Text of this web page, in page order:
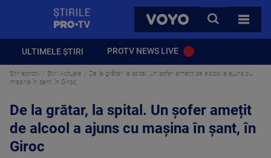
VOYO
CAUTA
TOATE
ULTIMELE ȘTIRI PROTV NEWS LIVE
Stirileprotv Știri Actuale
De la grătar, la spital. Un șofer amețit de alcool a ajuns cu
mașina în șant, în Giroc
De la grătar, la spital. Un șofer amețit
de alcool a ajuns cu mașina în șant, în
Giroc